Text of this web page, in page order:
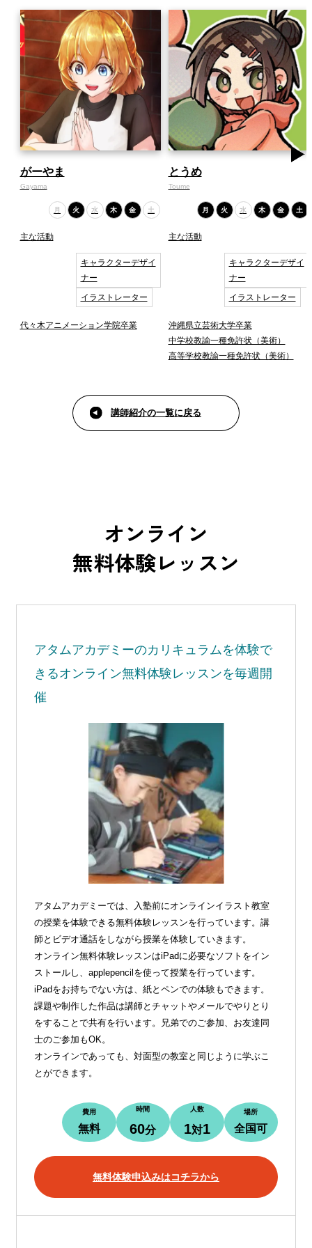
がーやま
Gayama
月 火 水 木 金 土
主な活動
キャラクターデザイ
ナー
イラストレーター
代々木アニメーション学院卒業
とうめ
Toume
月 火 水 木 金 土
主な活動
キャラクターデザイ
ナー
イラストレーター
沖縄県立芸術大学卒業
中学校教諭一種免許状（美術）
高等学校教諭一種免許状（美術）
講師紹介の一覧に戻る
オンライン
無料体験レッスン
アタムアカデミーのカリキュラムを体験で
きるオンライン無料体験レッスンを毎週開
催
アタムアカデミーでは、入塾前にオンラインイラスト教室
の授業を体験できる無料体験レッスンを行っています。講
師とビデオ通話をしながら授業を体験していきます。
オンライン無料体験レッスンはiPadに必要なソフトをイン
ストールし、applepencilを使って授業を行っています。
iPadをお持ちでない方は、紙とペンでの体験もできます。
課題や制作した作品は講師とチャットやメールでやりとり
をすることで共有を行います。兄弟でのご参加、お友達同
士のご参加もOK。
オンラインであっても、対面型の教室と同じように学ぶこ
とができます。
費用
無料
時間
60分
人数
1対1
場所
全国可
無料体験申込みはコチラから